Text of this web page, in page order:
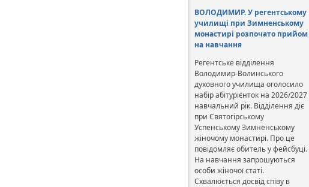
ВОЛОДИМИР. У регентському
училищі при Зимненському
монастирі розпочато прийом
на навчання
Регентське відділення
Володимир-Волинського
духовного училища оголосило
набір абітурієнток на 2026/2027
навчальний рік. Відділення діє
при Святогірському
Успенському Зимненському
жіночому монастирі. Про це
повідомляє обитель у фейсбуці.
На навчання запрошуються
особи жіночої статі.
Схвалюється досвід співу в